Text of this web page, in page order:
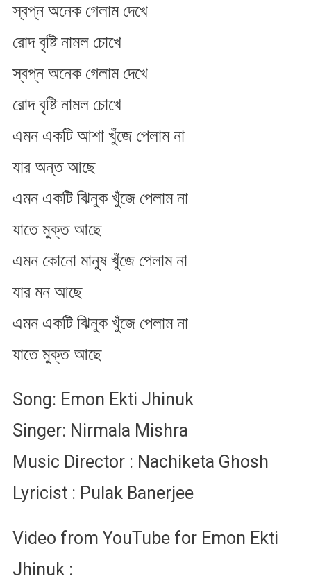
স্বপ্ন অনেক গেলাম দেখে
রোদ বৃষ্টি নামল চোখে
স্বপ্ন অনেক গেলাম দেখে
রোদ বৃষ্টি নামল চোখে
এমন একটি আশা খুঁজে পেলাম না
যার অন্ত আছে
এমন একটি ঝিনুক খুঁজে পেলাম না
যাতে মুক্ত আছে
এমন কোনো মানুষ খুঁজে পেলাম না
যার মন আছে
এমন একটি ঝিনুক খুঁজে পেলাম না
যাতে মুক্ত আছে
Song: Emon Ekti Jhinuk
Singer: Nirmala Mishra
Music Director : Nachiketa Ghosh
Lyricist : Pulak Banerjee
Video from YouTube for Emon Ekti
Jhinuk :